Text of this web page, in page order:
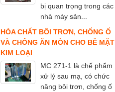
bị quan trọng trong các
nhà máy sản...
HÓA CHẤT BÔI TRƠN, CHỐNG Ố
VÀ CHỐNG ĂN MÒN CHO BỀ MẶT
KIM LOẠI
MC 271-1 là chế phẩm
xử lý sau mạ, có chức
năng bôi trơn, chống ố